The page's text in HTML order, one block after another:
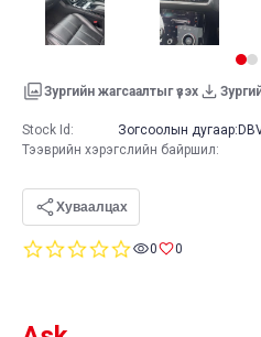
Зургийн жагсаалтыг үзэх
0.00 0
Stock Id: Зогсоолын дугаар:
Тээврийн хэрэгслийн байршил:
Хуваалцах